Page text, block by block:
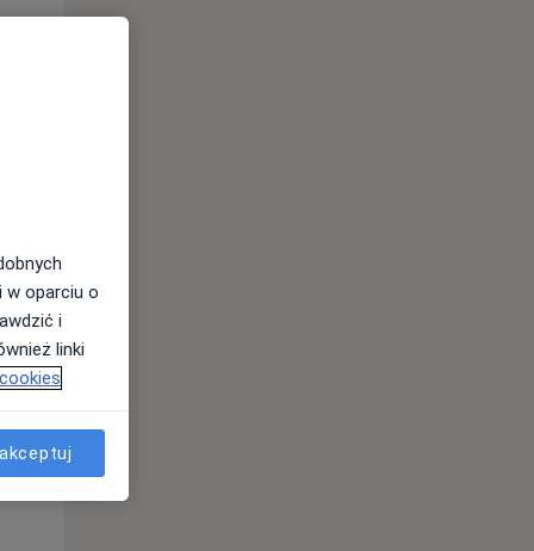
Pon,
10 Sie
w oparciu o
i
linki